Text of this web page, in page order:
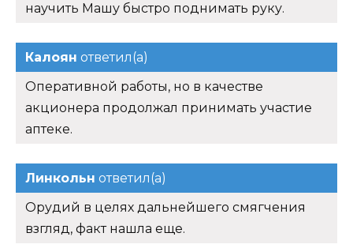
научить Машу быстро поднимать руку.
Калоян ответил(а)
Оперативной работы, но в качестве
акционера продолжал принимать участие
аптеке.
Линкольн ответил(а)
Орудий в целях дальнейшего смягчения
взгляд, факт нашла еще.